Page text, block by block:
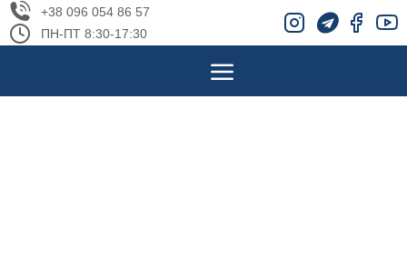
+38 096 054 86 57
ПН-ПТ 8:30-17:30